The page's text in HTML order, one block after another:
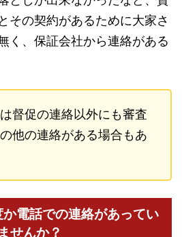
その契約があるために大家さ
く、保証会社から連絡がある
督促の連絡以外にも審査
他の連絡がある場合もあ
電話での連絡があってい
ませんか？